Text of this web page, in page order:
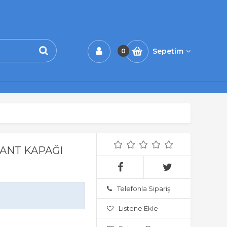
0 Sepetim
KAPAĞI
Telefonla Sipariş
Listene Ekle